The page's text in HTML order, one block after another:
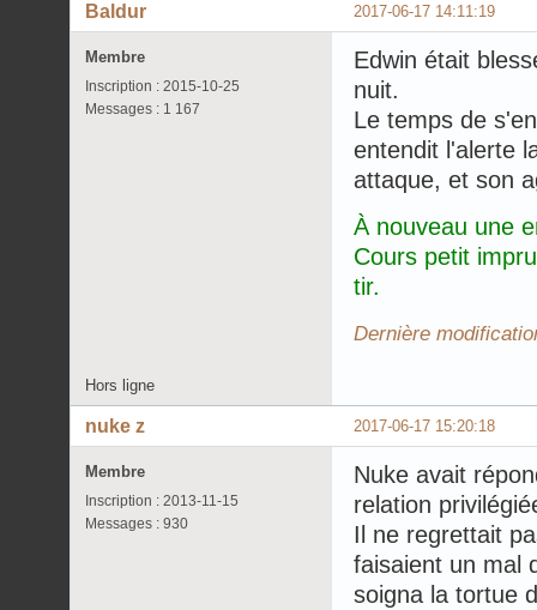
2017-06-17 14:11:19
Baldur
Membre
Inscription : 2015-10-25
Messages : 1 167
Edwin était
nuit.
Le temps de
entendit l'alerte
attaque, et son
À nouveau une
Cours petit
tir.
Dernière
Hors ligne
2017-06-17 15:20:18
nuke z
Membre
Inscription : 2013-11-15
Messages : 930
Nuke avait
relation
Il ne regrettait
faisaient un mal
soigna la tortue